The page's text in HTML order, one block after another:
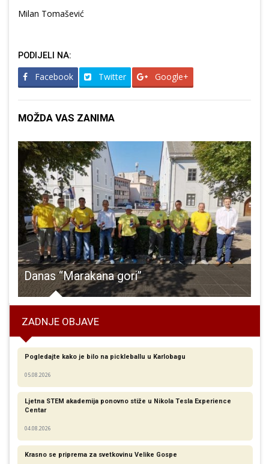
Milan Tomašević
PODIJELI NA:
Facebook Twitter Google+
MOŽDA VAS ZANIMA
Danas “Marakana gori”
ZADNJE OBJAVE
Pogledajte kako je bilo na pickleballu u Karlobagu
05.08.2026
Ljetna STEM akademija ponovno stiže u Nikola Tesla Experience
Centar
04.08.2026
Krasno se priprema za svetkovinu Velike Gospe